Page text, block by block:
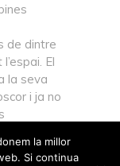
de dintre
El
la seva
i ja no
la millor
Si continua